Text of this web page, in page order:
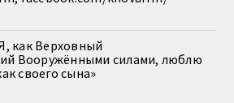
как Верховный
Вооружёнными силами, люблю
своего сына»